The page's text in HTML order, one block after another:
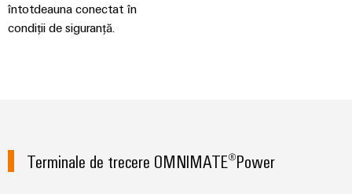
întotdeauna conectat în
condiții de siguranță.
Terminale de trecere OMNIMATE®Power